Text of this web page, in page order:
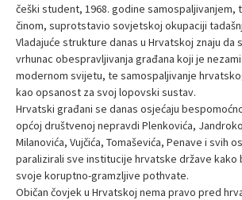
češki student, 1968. godine samospaljivanjem,
činom, suprotstavio sovjetskoj okupaciji
Vladajuće strukture danas u Hrvatskoj znaju da
vrhunac obespravljivanja građana koji je
modernom svijetu, te samospaljivanje
kao opsanost za svoj lopovski sustav.
Hrvatski građani se danas osjećaju
općoj društvenoj nepravdi Plenkovića,
Milanovića, Vujčića, Tomaševića, Penave i svih
paralizirali sve institucije hrvatske države kako
svoje koruptno-gramzljive pothvate.
Običan čovjek u Hrvatskoj nema pravo pred